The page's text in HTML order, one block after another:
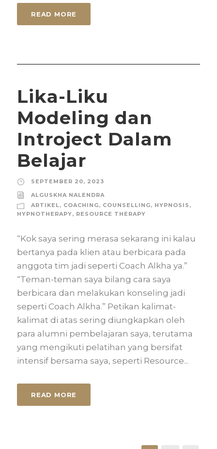
READ MORE
Lika-Liku
Modeling dan
Introject Dalam
Belajar
SEPTEMBER 20, 2023
ALGUSKHA NALENDRA
ARTIKEL, COACHING, COUNSELLING, HYPNOSIS ,
HYPNOTHERAPY, RESOURCE THERAPY
“Kok saya sering merasa sekarang ini kalau
bertanya pada klien atau berbicara pada
anggota tim jadi seperti Coach Alkha ya.”
“Teman-teman saya bilang cara saya
berbicara dan melakukan konseling jadi
seperti Coach Alkha.” Petikan kalimat-
kalimat di atas sering diungkapkan oleh
para alumni pembelajaran saya, terutama
yang mengikuti pelatihan yang bersifat
intensif bersama saya, seperti Resource...
READ MORE